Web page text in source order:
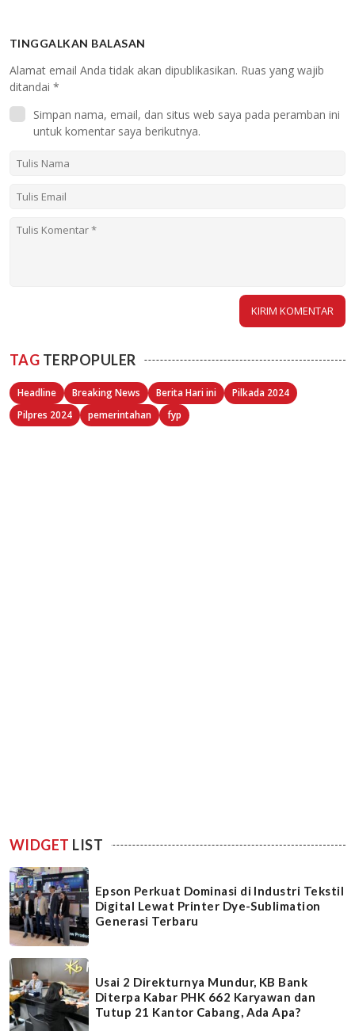
TINGGALKAN BALASAN
Alamat email Anda tidak akan dipublikasikan. Ruas yang wajib
ditandai *
Simpan nama, email, dan situs web saya pada peramban ini
untuk komentar saya berikutnya.
TAG TERPOPULER
Headline Breaking News Berita Hari ini
Pilkada 2024
Pilpres 2024
pemerintahan fyp
WIDGET LIST
Epson Perkuat Dominasi di Industri Tekstil
Digital Lewat Printer Dye-Sublimation
Generasi Terbaru
Usai 2 Direkturnya Mundur, KB Bank
Diterpa Kabar PHK 662 Karyawan dan
Tutup 21 Kantor Cabang, Ada Apa?